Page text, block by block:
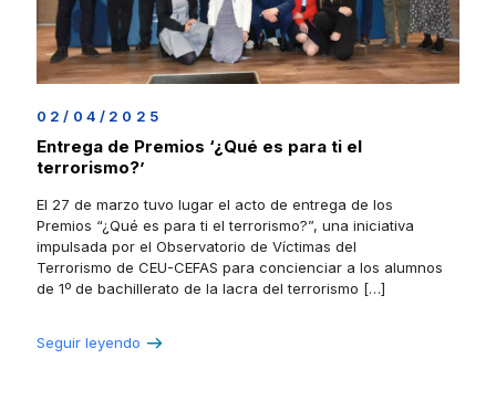
02/04/2025
Entrega de Premios ‘¿Qué es para ti el
terrorismo?’
El 27 de marzo tuvo lugar el acto de entrega de los
Premios “¿Qué es para ti el terrorismo?”, una iniciativa
impulsada por el Observatorio de Víctimas del
Terrorismo de CEU-CEFAS para concienciar a los alumnos
de 1º de bachillerato de la lacra del terrorismo […]
Seguir leyendo